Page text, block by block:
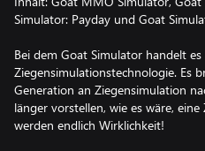
Simulator: Payday und Goat
Bei dem Goat Simulator handelt
Ziegensimulationstechnologie. Es
Generation an Ziegensimulation
länger vorstellen, wie es wäre,
werden endlich Wirklichkeit!